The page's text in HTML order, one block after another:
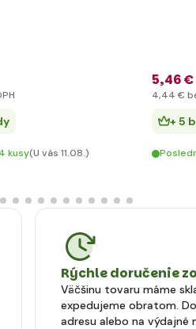
kusy(U vás 11.08.)
5,46 €
4,44 €
+ 5
Rýchle doručenie
Väčšinu tovaru máme
expedujeme obratom.
adresu alebo na výdajné